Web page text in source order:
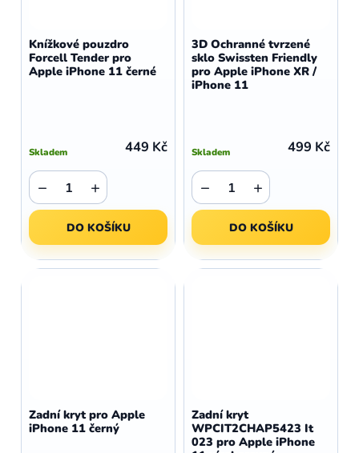
Knížkové pouzdro
Forcell Tender pro
Apple iPhone 11 černé
Skladem 449 Kč
+
−
DO KOŠÍKU
3D Ochranné tvrzené
sklo Swissten Friendly
pro Apple iPhone XR /
iPhone 11
Skladem 499 Kč
+
−
DO KOŠÍKU
Zadní kryt pro Apple
iPhone 11 černý
Zadní kryt
WPCIT2CHAP5423 It
023 pro Apple iPhone